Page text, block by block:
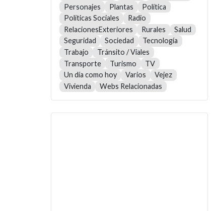
Personajes
Plantas
Política
Políticas Sociales
Radio
RelacionesExteriores
Rurales
Salud
Seguridad
Sociedad
Tecnología
Trabajo
Tránsito / Viales
Transporte
Turismo
TV
Un día como hoy
Varios
Vejez
Vivienda
Webs Relacionadas